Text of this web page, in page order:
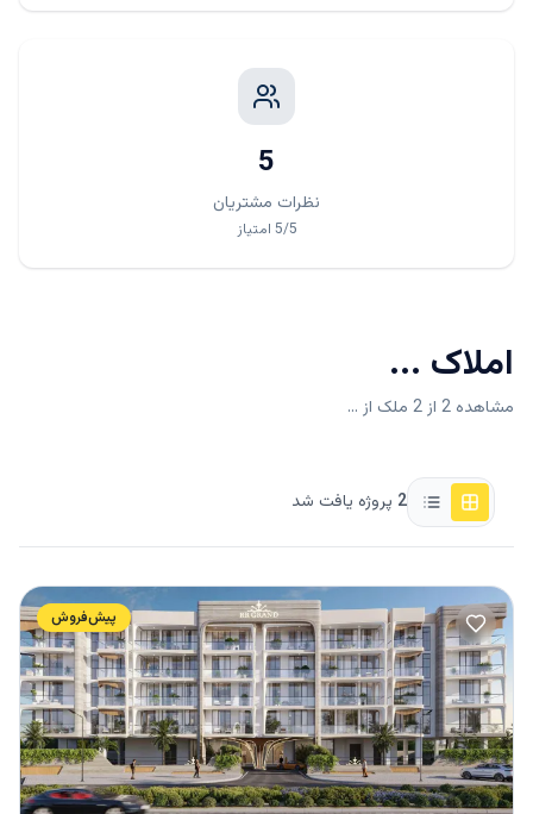
5
نظرات مشتریان
5/5 امتیاز
املاک ...
مشاهده 2 از 2 ملک از ...
2 پروژه یافت شد
پیش‌فروش